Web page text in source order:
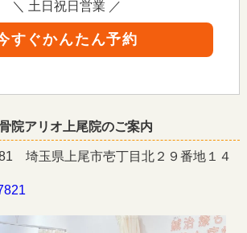
＼ 土日祝日営業 ／
すぐかんたん予約
院アリオ上尾院のご案内
埼玉県上尾市壱丁目北２９番地１４